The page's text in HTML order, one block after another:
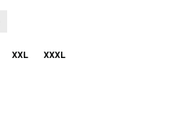
XXL XXXL